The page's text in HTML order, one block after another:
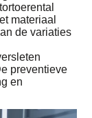
materiaal
de variaties
preventieve
en